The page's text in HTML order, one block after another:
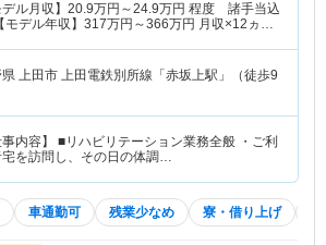
デル月収】 20.9万円～24.9万円 程度 諸手当込
モデル年収】 317万円～366万円 月収×12ヵ月
上田市 上田電鉄別所線「赤坂上駅」（徒歩9
事内容】 ■リハビリテーション業務全般 ・ご利
宅を訪問し、その日の体調…
車通勤可 残業少なめ 寮・借り上げ